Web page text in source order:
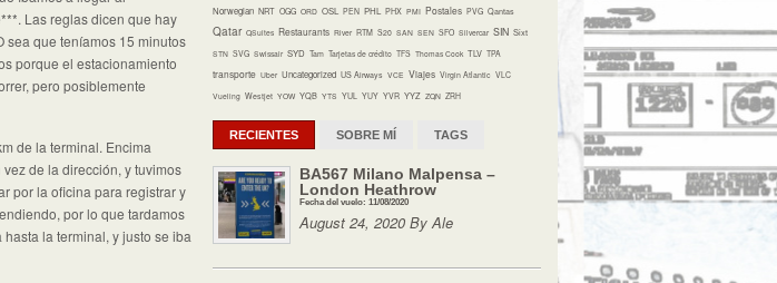
Las reglas dicen que hay
sea que teníamos 15 minutos
porque el estacionamiento
pero posiblemente
de la terminal. Encima
de la dirección, y tuvimos
por la oficina para registrar y
por lo que tardamos
la terminal, y justo se iba
Norwegian NRT OGG ORD OSL PEN PHL PHX PMI Postales PVG Qantas
Qatar QSuites Restaurants River RTM S20 SAN SEN SFO Silvercar SIN Sixt
STN SVG Swissair SYD Tam Tarjetas de crédito TFS Thomas Cook TLV TPA
transporte Uber Uncategorized US Airways VCE Viajes Virgin Atlantic VLC
Vueling Westjet YOW YQB YTS YUL YUY YVR YYZ ZQN ZRH
RECIENTES SOBRE MÍ TAGS
BA567 Milano Malpensa –
London Heathrow
Fecha del vuelo: 11/08/2020
August 24, 2020 By Ale